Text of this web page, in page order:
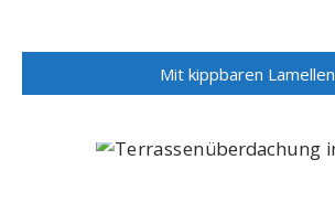
Mit kippbaren Lamellen